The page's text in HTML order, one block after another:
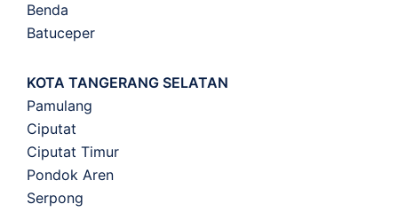
Benda
Batuceper
KOTA TANGERANG SELATAN
Pamulang
Ciputat
Ciputat Timur
Pondok Aren
Serpong